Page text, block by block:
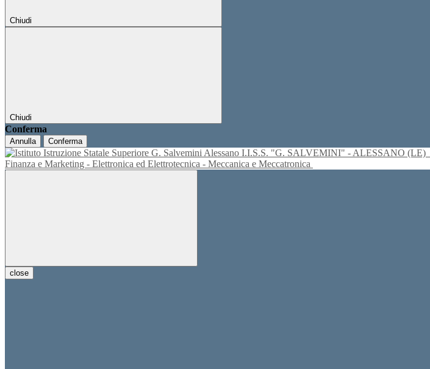
Chiudi
Chiudi
Conferma
Annulla Conferma
I.I.S.S. "G. SALVEMINI" - ALESSANO (LE)
Finanza e Marketing - Elettronica ed Elettrotecnica - Meccanica e Meccatronica
close